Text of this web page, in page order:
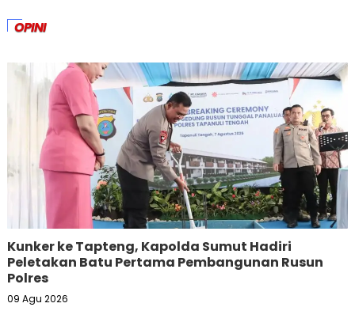
OPINI
Kunker ke Tapteng, Kapolda Sumut Hadiri
Peletakan Batu Pertama Pembangunan Rusun
Polres
09 Agu 2026